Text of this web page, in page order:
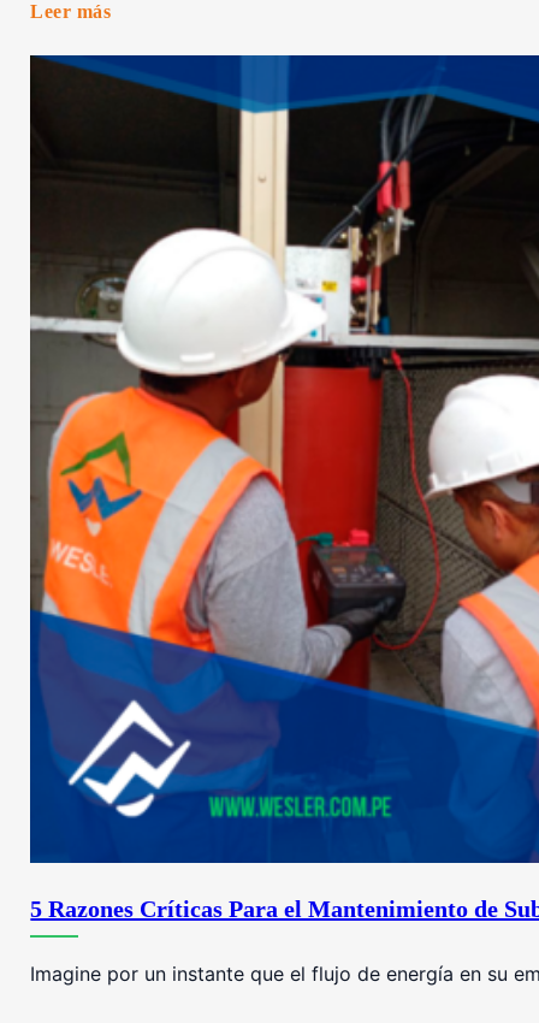
Leer más
5 Razones Críticas Para el Mantenimiento de
Imagine por un instante que el flujo de energía en su